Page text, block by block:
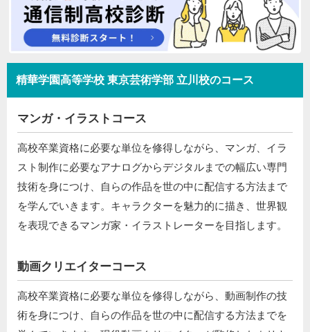
精華学園高等学校 東京芸術学部 立川校のコース
マンガ・イラストコース
高校卒業資格に必要な単位を修得しながら、マンガ、イラ
スト制作に必要なアナログからデジタルまでの幅広い専門
技術を身につけ、自らの作品を世の中に配信する方法まで
を学んでいきます。キャラクターを魅力的に描き、世界観
を表現できるマンガ家・イラストレーターを目指します。
動画クリエイターコース
高校卒業資格に必要な単位を修得しながら、動画制作の技
術を身につけ、自らの作品を世の中に配信する方法までを